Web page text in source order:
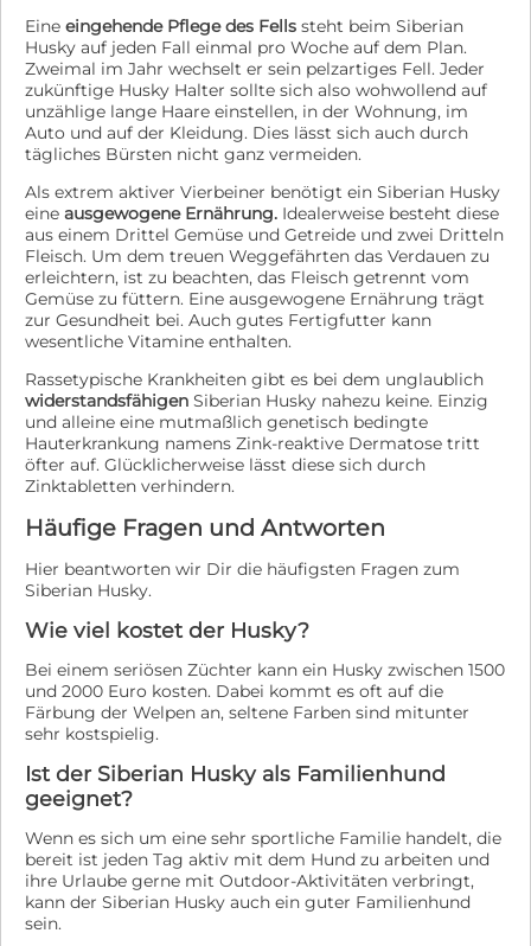
Eine eingehende Pflege des Fells steht beim Siberian
Husky auf jeden Fall einmal pro Woche auf dem Plan.
Zweimal im Jahr wechselt er sein pelzartiges Fell. Jeder
zukünftige Husky Halter sollte sich also wohwollend auf
unzählige lange Haare einstellen, in der Wohnung, im
Auto und auf der Kleidung. Dies lässt sich auch durch
tägliches Bürsten nicht ganz vermeiden.
Als extrem aktiver Vierbeiner benötigt ein Siberian Husky
eine ausgewogene Ernährung. Idealerweise besteht diese
aus einem Drittel Gemüse und Getreide und zwei Dritteln
Fleisch. Um dem treuen Weggefährten das Verdauen zu
erleichtern, ist zu beachten, das Fleisch getrennt vom
Gemüse zu füttern. Eine ausgewogene Ernährung trägt
zur Gesundheit bei. Auch gutes Fertigfutter kann
wesentliche Vitamine enthalten.
Rassetypische Krankheiten gibt es bei dem unglaublich
widerstandsfähigen Siberian Husky nahezu keine. Einzig
und alleine eine mutmaßlich genetisch bedingte
Hauterkrankung namens Zink-reaktive Dermatose tritt
öfter auf. Glücklicherweise lässt diese sich durch
Zinktabletten verhindern.
Häufige Fragen und Antworten
Hier beantworten wir Dir die häufigsten Fragen zum
Siberian Husky.
Wie viel kostet der Husky?
Bei einem seriösen Züchter kann ein Husky zwischen 1500
und 2000 Euro kosten. Dabei kommt es oft auf die
Färbung der Welpen an, seltene Farben sind mitunter
sehr kostspielig.
Ist der Siberian Husky als Familienhund
geeignet?
Wenn es sich um eine sehr sportliche Familie handelt, die
bereit ist jeden Tag aktiv mit dem Hund zu arbeiten und
ihre Urlaube gerne mit Outdoor-Aktivitäten verbringt,
kann der Siberian Husky auch ein guter Familienhund
sein.